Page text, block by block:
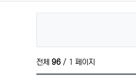
전체 96 / 1 페이지